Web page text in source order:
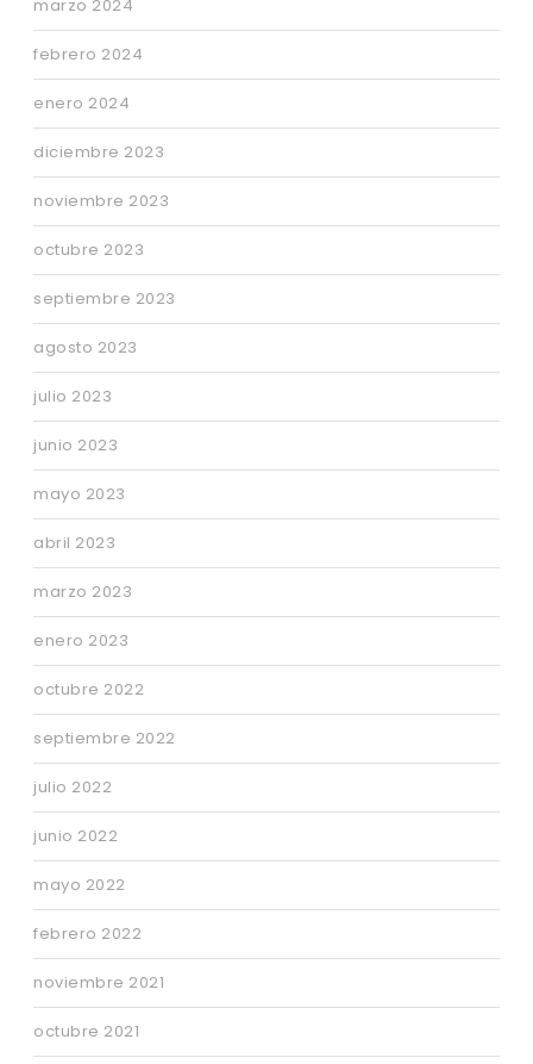
marzo 2024
febrero 2024
enero 2024
diciembre 2023
noviembre 2023
octubre 2023
septiembre 2023
agosto 2023
julio 2023
junio 2023
mayo 2023
abril 2023
marzo 2023
enero 2023
octubre 2022
septiembre 2022
julio 2022
junio 2022
mayo 2022
febrero 2022
noviembre 2021
octubre 2021